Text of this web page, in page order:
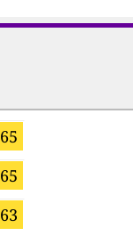
65
65
63